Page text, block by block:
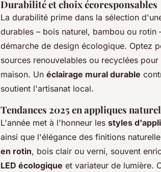
Durabilité et choix écoresponsables
La durabilité prime dans la sélection
durables – bois naturel, bambou ou
démarche de design écologique. Optez
sources renouvelables ou recyclées
maison. Un éclairage mural durable
soutient l'artisanat local.
Tendances 2025 en appliques
L'année met à l'honneur les styles
ainsi que l'élégance des finitions
en rotin, bois clair ou verni, souvent
LED écologique et variateur de lumière.